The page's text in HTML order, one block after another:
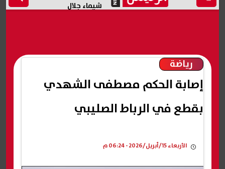
شيماء جلال
رياضة
إصابة الحكم مصطفى الشهدي
بقطع في الرباط الصليبي
الأربعاء 15/أبريل/2026 - 06:24 م